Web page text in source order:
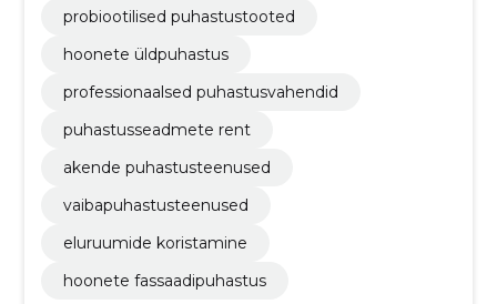
probiootilised puhastustooted
hoonete üldpuhastus
professionaalsed puhastusvahendid
puhastusseadmete rent
akende puhastusteenused
vaibapuhastusteenused
eluruumide koristamine
hoonete fassaadipuhastus